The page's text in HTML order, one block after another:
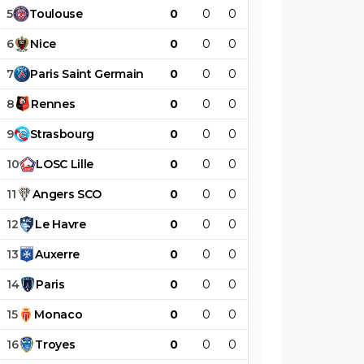
5 Toulouse 0 0 0
6 Nice 0 0 0
7 Paris Saint Germain 0 0 0
8 Rennes 0 0 0
9 Strasbourg 0 0 0
10 LOSC Lille 0 0 0
11 Angers SCO 0 0 0
12 Le Havre 0 0 0
13 Auxerre 0 0 0
14 Paris 0 0 0
15 Monaco 0 0 0
16 Troyes 0 0 0